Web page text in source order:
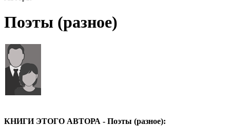
Поэты (разное)
КНИГИ ЭТОГО АВТОРА - Поэты (разное):